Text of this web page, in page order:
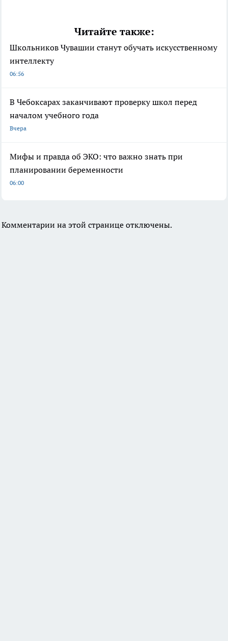
Читайте также:
Школьников Чувашии станут обучать искусственному
интеллекту
06:56
В Чебоксарах заканчивают проверку школ перед
началом учебного года
Вчера
Мифы и правда об ЭКО: что важно знать при
планировании беременности
06:00
Комментарии на этой странице отключены.